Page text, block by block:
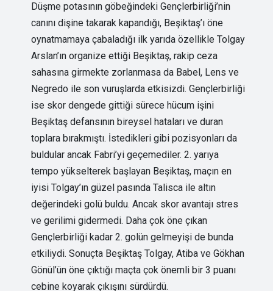
Düşme potasının göbeğindeki Gençlerbirliği’nin
canını dişine takarak kapandığı, Beşiktaş’ı öne
oynatmamaya çabaladığı ilk yarıda özellikle Tolgay
Arslan’ın organize ettiği Beşiktaş, rakip ceza
sahasına girmekte zorlanmasa da Babel, Lens ve
Negredo ile son vuruşlarda etkisizdi. Gençlerbirliği
ise skor dengede gittiği sürece hücum işini
Beşiktaş defansının bireysel hataları ve duran
toplara bırakmıştı. İstedikleri gibi pozisyonları da
buldular ancak Fabri’yi geçemediler. 2. yarıya
tempo yükselterek başlayan Beşiktaş, maçın en
iyisi Tolgay’ın güzel pasında Talisca ile altın
değerindeki golü buldu. Ancak skor avantajı stres
ve gerilimi gidermedi. Daha çok öne çıkan
Gençlerbirliği kadar 2. golün gelmeyişi de bunda
etkiliydi. Sonuçta Beşiktaş Tolgay, Atiba ve Gökhan
Gönül’ün öne çıktığı maçta çok önemli bir 3 puanı
cebine koyarak çıkışını sürdürdü.